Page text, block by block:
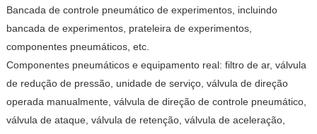
Bancada de controle pneumático de experimentos, incluindo
bancada de experimentos, prateleira de experimentos,
componentes pneumáticos, etc.
Componentes pneumáticos e equipamento real: filtro de ar, válvula
de redução de pressão, unidade de serviço, válvula de direção
operada manualmente, válvula de direção de controle pneumático,
válvula de ataque, válvula de retenção, válvula de aceleração,